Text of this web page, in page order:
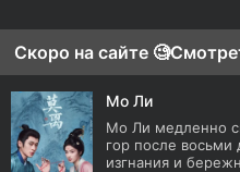
Скоро на сайте 🧐
Мо Ли
Мо Ли медленно
гор после восьми
изгнания и